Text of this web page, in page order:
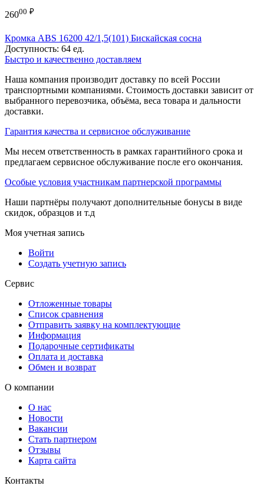
26000 ₽
Кромка ABS 16200 42/1,5(101) Бискайская сосна
Доступность: 64 ед.
Быстро и качественно доставляем
Наша компания производит доставку по всей России
транспортными компаниями. Стоимость доставки зависит от
выбранного перевозчика, объёма, веса товара и дальности
доставки.
Гарантия качества и сервисное обслуживание
Мы несем ответственность в рамках гарантийного срока и
предлагаем сервисное обслуживание после его окончания.
Особые условия участникам партнерской программы
Наши партнёры получают дополнительные бонусы в виде
скидок, образцов и т.д
Моя учетная запись
Войти
Создать учетную запись
Сервис
Отложенные товары
Список сравнения
Отправить заявку на комплектующие
Информация
Подарочные сертификаты
Оплата и доставка
Обмен и возврат
О компании
О нас
Новости
Вакансии
Стать партнером
Отзывы
Карта сайта
Контакты